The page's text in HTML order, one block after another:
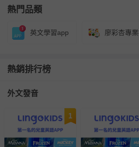
音，從小打造最完美的口音！這裡有眾多媽
熱門品類
英文學習app 廖彩杏專
熱銷排行榜
外文發音
1